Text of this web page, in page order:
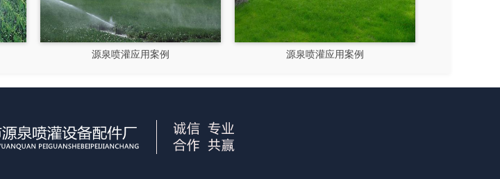
源泉喷灌应用案例 源泉喷灌应用案例